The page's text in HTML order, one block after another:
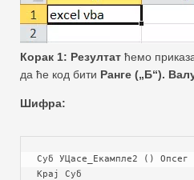
Корак 1: Резултат ћемо
да ће код бити Ранге („Б“).
Шифра:
Суб УЦасе_Екампле2 ()
Крај Суб